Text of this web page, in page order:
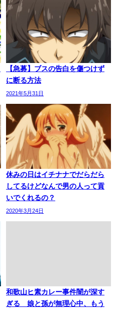
【急募】ブスの告白を傷つけず
に断る方法
2021年5月31日
休みの日はイチナナでだらだら
してるけどなんで男の人って貢
いでくれるの？
2020年3月24日
和歌山ヒ素カレー事件闇が深す
ぎる 娘と孫が無理心中、もう